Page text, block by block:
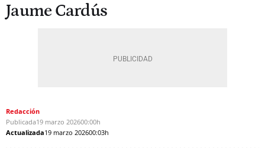
Jaume Cardús
Redacción
Publicada19 marzo 202600:00h
Actualizada19 marzo 202600:03h